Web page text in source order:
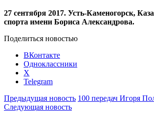
27 сентября 2017. Усть-Каменогорск,
спорта имени Бориса Александрова.
Поделиться новостью
ВКонтакте
Одноклассники
X
Telegram
Предыдущая новость 100 передач Игоря
Следующая новость